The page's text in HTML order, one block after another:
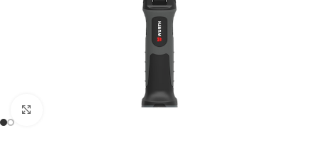
Noklikšķiniet, lai palielinātu